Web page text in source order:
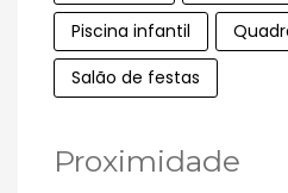
Piscina infantil
Salão de festas
Proximidade